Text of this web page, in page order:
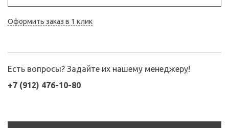
Оформить заказ в 1 клик
Есть вопросы? Задайте их нашему менеджеру!
+7 (912) 476-10-80